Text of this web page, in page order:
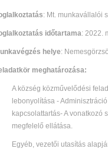
: Mt. munkavállalói
időtartama: 2022.
helye:
meghatározása:
A község közművelődési
lebonyolítása -
kapcsolattartás- A
megfelelő ellátása.
Egyéb, vezetői utasítás